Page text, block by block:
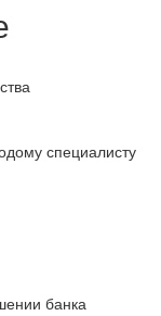
специалисту
банка